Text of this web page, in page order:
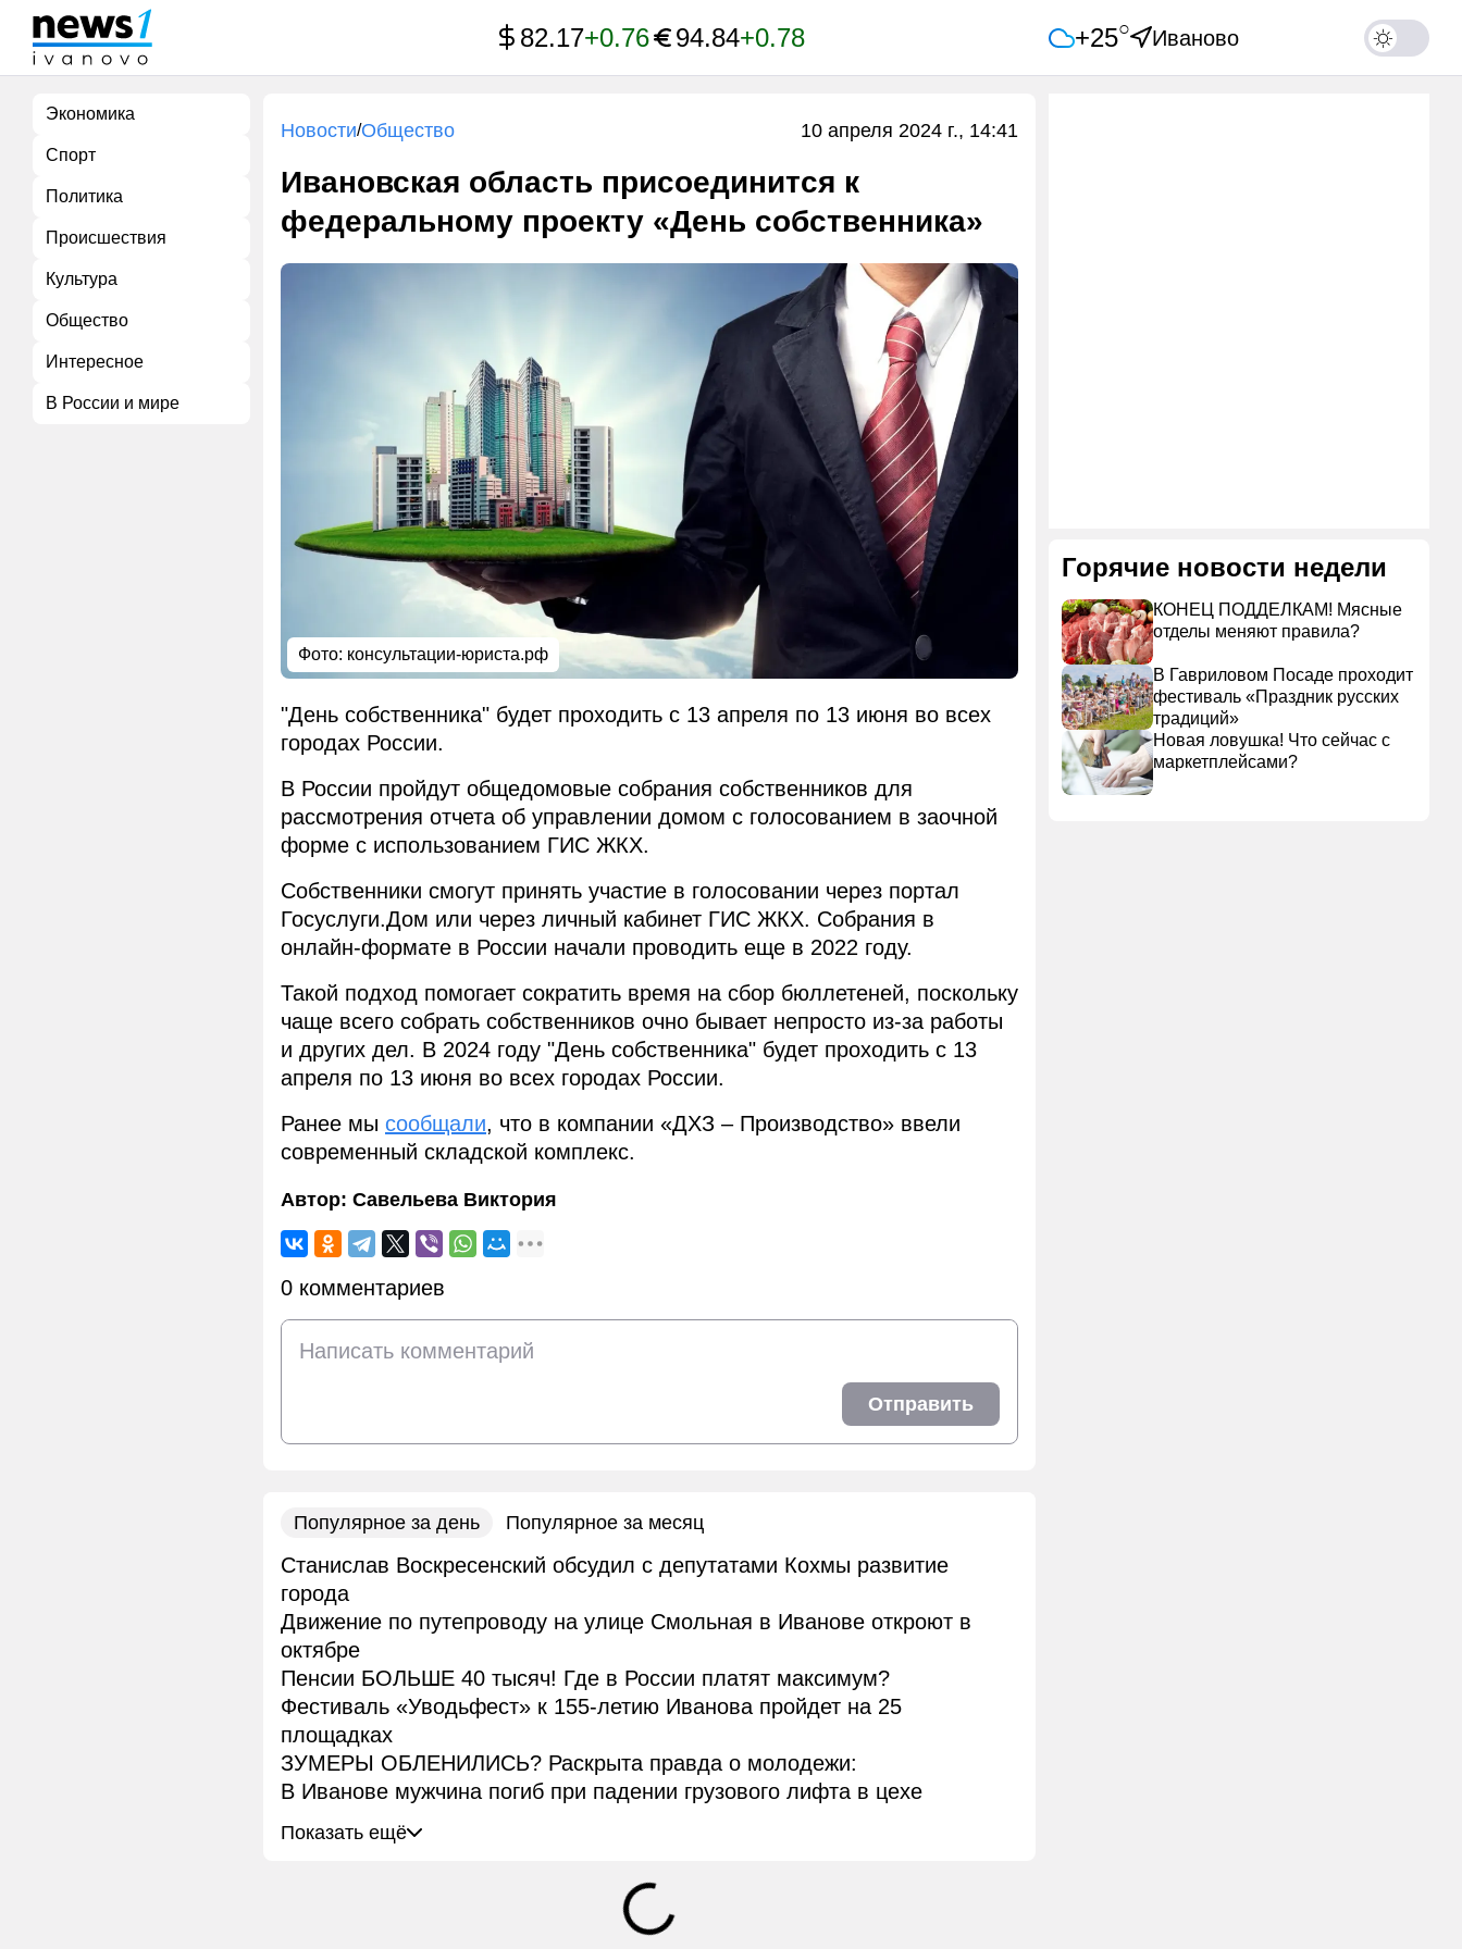
82.17+0.76 94.84+0.78 +25○ Иваново
Экономика
Спорт
Политика
Происшествия
Культура
Общество
Интересное
В России и мире
Новости/Общество 10 апреля 2024 г., 14:41
Ивановская область присоединится к
федеральному проекту «День собственника»
Фото: консультации-юриста.рф
"День собственника" будет проходить с 13 апреля по 13 июня во всех
городах России.
В России пройдут общедомовые собрания собственников для
рассмотрения отчета об управлении домом с голосованием в заочной
форме с использованием ГИС ЖКХ.
Собственники смогут принять участие в голосовании через портал
Госуслуги.Дом или через личный кабинет ГИС ЖКХ. Собрания в
онлайн-формате в России начали проводить еще в 2022 году.
Такой подход помогает сократить время на сбор бюллетеней, поскольку
чаще всего собрать собственников очно бывает непросто из-за работы
и других дел. В 2024 году "День собственника" будет проходить с 13
апреля по 13 июня во всех городах России.
Ранее мы сообщали, что в компании «ДХЗ – Производство» ввели
современный складской комплекс.
Автор: Савельева Виктория
0 комментариев
Отправить
Популярное за день Популярное за месяц
Станислав Воскресенский обсудил с депутатами Кохмы развитие
города
Движение по путепроводу на улице Смольная в Иванове откроют в
октябре
Пенсии БОЛЬШЕ 40 тысяч! Где в России платят максимум?
Фестиваль «Уводьфест» к 155-летию Иванова пройдет на 25
площадках
ЗУМЕРЫ ОБЛЕНИЛИСЬ? Раскрыта правда о молодежи:
В Иванове мужчина погиб при падении грузового лифта в цехе
Показать ещё
Горячие новости недели
КОНЕЦ ПОДДЕЛКАМ! Мясные
отделы меняют правила?
В Гавриловом Посаде проходит
фестиваль «Праздник русских
традиций»
Новая ловушка! Что сейчас с
маркетплейсами?